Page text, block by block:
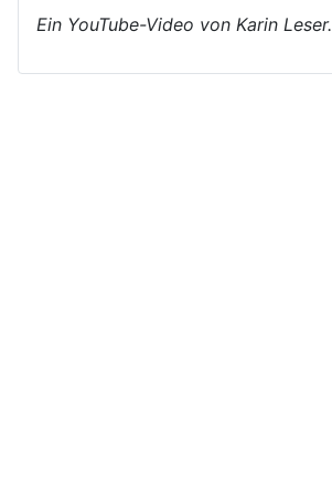
Ein YouTube-Video von Karin Leser.